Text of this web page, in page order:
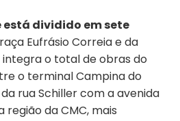
está dividido em sete
Eufrásio Correia e da
o total de obras do
o terminal Campina do
rua Schiller com a avenida
região da CMC, mais